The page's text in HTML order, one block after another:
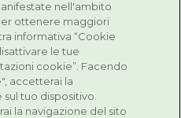
da sciogliere in acqua
orosolubili è senza
effervescenti
senza zuccheri.
nell'ambito
ottenere maggiori
informativa “Cookie
le tue
cookie”. Facendo
accetterai la
tuo dispositivo.
la navigazione del sito